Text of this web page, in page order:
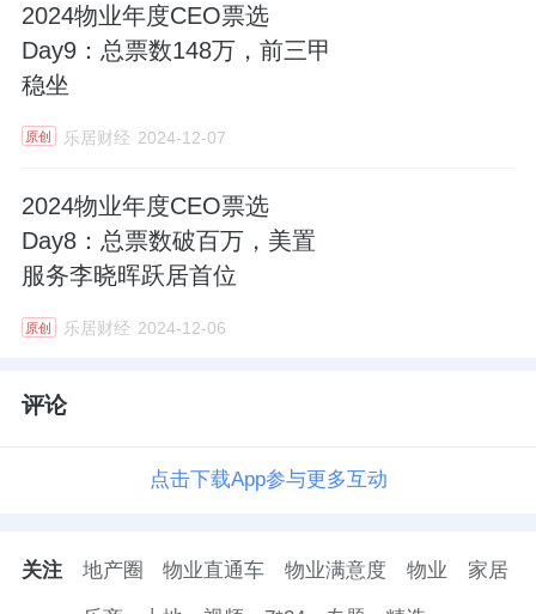
2024物业年度CEO票选
Day9：总票数148万，前三甲
稳坐
原创 乐居财经 2024-12-07
2024物业年度CEO票选
Day8：总票数破百万，美置
服务李晓晖跃居首位
原创 乐居财经 2024-12-06
评论
点击下载App参与更多互动
关注 地产圈 物业直通车 物业满意度 物业 家居